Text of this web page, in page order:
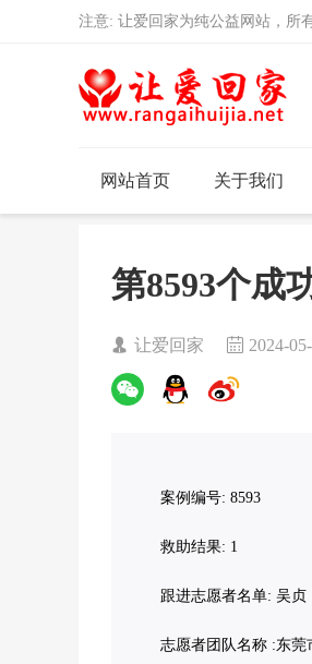
注意: 让爱回家为纯公益网站，所
网站首页 关于我们
第8593个成
让爱回家 2024-
案例编号: 8593
救助结果: 1
跟进志愿者名单: 吴
志愿者团队名称 :东莞